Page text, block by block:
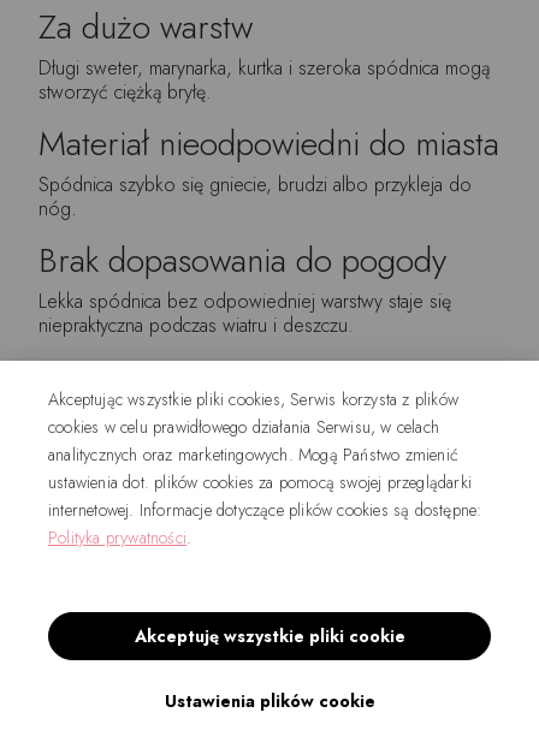
Akceptując wszystkie pliki cookies, Serwis korzysta z plików
cookies w celu prawidłowego działania Serwisu, w celach
analitycznych oraz marketingowych. Mogą Państwo zmienić
ustawienia dot. plików cookies za pomocą swojej przeglądarki
internetowej. Informacje dotyczące plików cookies są dostępne:
Polityka prywatności.
Ustawienia plików cookie
Akceptuję wszystkie pliki cookie
Za dużo warstw
Długi sweter, marynarka, kurtka i szeroka spódnica mogą
stworzyć ciężką bryłę.
Materiał nieodpowiedni do miasta
Spódnica szybko się gniecie, brudzi albo przykleja do
nóg.
Brak dopasowania do pogody
Lekka spódnica bez odpowiedniej warstwy staje się
niepraktyczna podczas wiatru i deszczu.
Nieodpowiednia torba
Bardzo duża, sportowa torba może zaburzyć bardziej
elegancki charakter stylizacji.
Jak zbudować miejską stylizację krok
po kroku?
Sprawdź długość z docelowym obuwiem.
Dobierz prostą górę.
Zaznacz albo zasugeruj położenie talii.
Wybierz wygodne buty.
Dodaj jedną warstwę wierzchnią.